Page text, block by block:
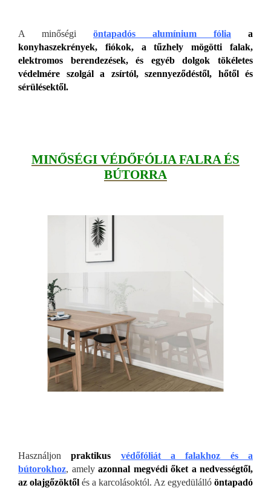
A minőségi öntapadós alumínium fólia
a
konyhaszekrények, fiókok, a tűzhely mögötti falak,
elektromos berendezések, és egyéb dolgok tökéletes
védelmére szolgál a zsírtól, szennyeződéstől, hőtől és
sérülésektől.
MINŐSÉGI VÉDŐFÓLIA FALRA ÉS
BÚTORRA
Használjonpraktikus védőfóliát a falakhoz és a
bútorokhoz, amely azonnal megvédi őket a nedvességtől,
az olajgőzöktől és a karcolásoktól. Az egyedülálló öntapadó